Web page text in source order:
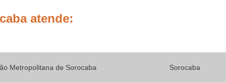
Placas Sinalização Rodovia
atende:
Metropolitana de Sorocaba Sorocaba